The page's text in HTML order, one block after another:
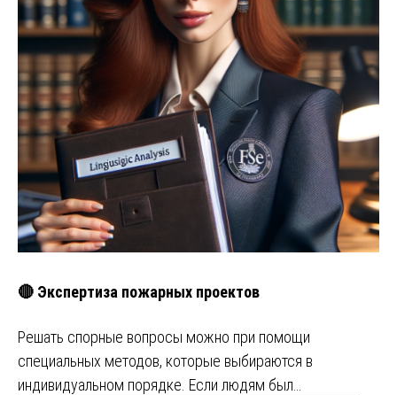
🔴 Экспертиза пожарных проектов
Решать спорные вопросы можно при помощи
специальных методов, которые выбираются в
индивидуальном порядке. Если людям был…